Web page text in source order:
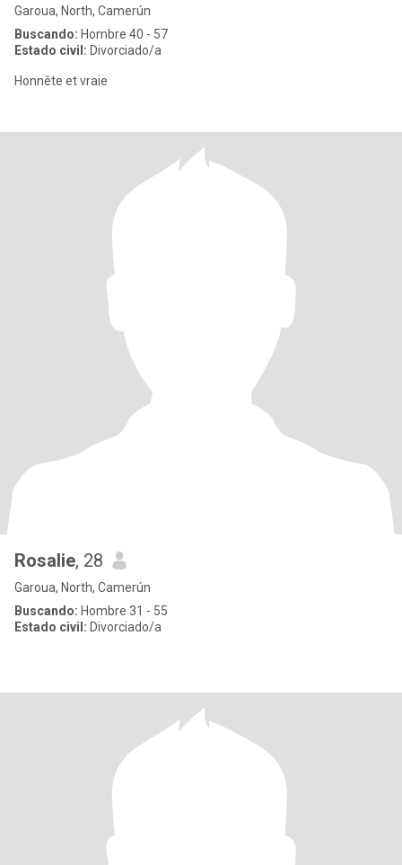
Garoua, North, Camerún
Buscando: Hombre 40 - 57
Estado civil: Divorciado/a
Honnête et vraie
Rosalie, 28
Garoua, North, Camerún
Buscando: Hombre 31 - 55
Estado civil: Divorciado/a